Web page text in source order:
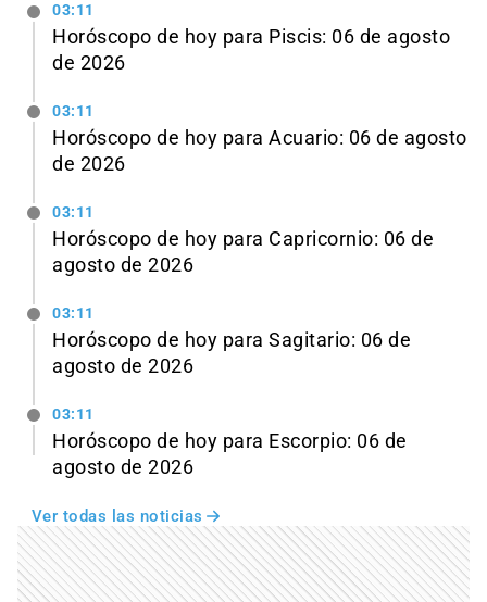
03:11
Horóscopo de hoy para Piscis: 06 de agosto
de 2026
03:11
Horóscopo de hoy para Acuario: 06 de agosto
de 2026
03:11
Horóscopo de hoy para Capricornio: 06 de
agosto de 2026
03:11
Horóscopo de hoy para Sagitario: 06 de
agosto de 2026
03:11
Horóscopo de hoy para Escorpio: 06 de
agosto de 2026
Ver todas las noticias